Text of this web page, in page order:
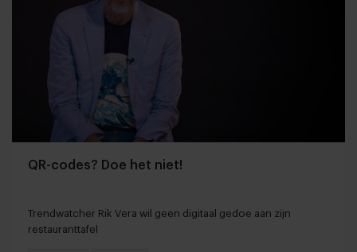
QR-codes? Doe het niet!
Trendwatcher Rik Vera wil geen digitaal gedoe aan zijn
restauranttafel